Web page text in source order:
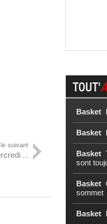
suivant
...
TOUT'
Basket
Basket
Basket
sont
Basket
sommet
Basket